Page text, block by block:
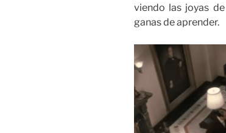
viendo las joyas
ganas de aprender.